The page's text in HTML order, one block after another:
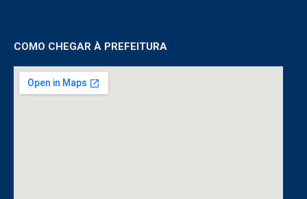
COMO CHEGAR À PREFEITURA